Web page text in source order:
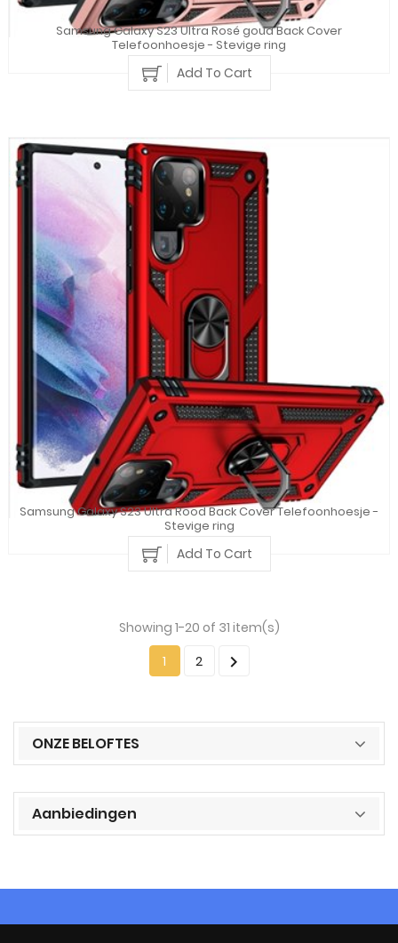
Samsung Galaxy S23 Ultra Rosé goud Back Cover
Telefoonhoesje - Stevige ring
Add To Cart
Samsung Galaxy S23 Ultra Rood Back Cover Telefoonhoesje -
Stevige ring
Add To Cart
Showing 1-20 of 31 item(s)
1
2 
ONZE BELOFTES
Aanbiedingen